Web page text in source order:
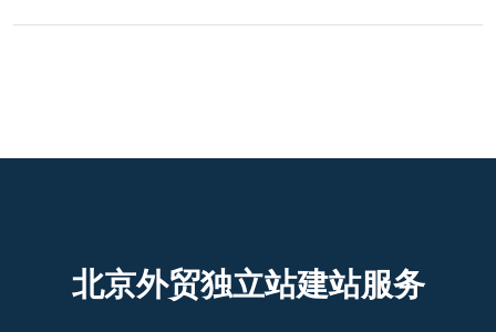
北京外贸独立站建站服务